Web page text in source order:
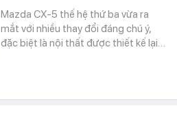
Mazda CX-5 thế hệ thứ ba vừa ra
mắt với nhiều thay đổi đáng chú ý,
đặc biệt là nội thất được thiết kế lại…